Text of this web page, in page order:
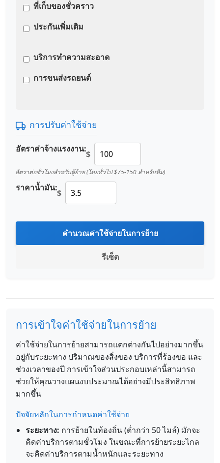
ที่เก็บของชั่วคราว
ประกันเพิ่มเติม
บริการทำความสะอาด
การขนส่งรถยนต์
การปรับค่าใช้จ่าย
อัตราค่าจ้างแรงงาน:$
อัตราต่อชั่วโมงสำหรับผู้ย้าย (โดยทั่วไป $75-150 สำหรับทีม)
ราคาน้ำมัน:$
คำนวณค่าใช้จ่ายในการย้าย
รีเซ็ต
การเข้าใจค่าใช้จ่ายในการย้าย
ค่าใช้จ่ายในการย้ายสามารถแตกต่างกันไปอย่างมากขึ้น
อยู่กับระยะทาง ปริมาณของสิ่งของ บริการที่ร้องขอ และ
ช่วงเวลาของปี การเข้าใจส่วนประกอบเหล่านี้สามารถ
ช่วยให้คุณวางแผนงบประมาณได้อย่างมีประสิทธิภาพ
มากขึ้น
ปัจจัยหลักในการกำหนดค่าใช้จ่าย
ระยะทาง: การย้ายในท้องถิ่น (ต่ำกว่า 50 ไมล์) มักจะ
คิดค่าบริการตามชั่วโมง ในขณะที่การย้ายระยะไกล
จะคิดค่าบริการตามน้ำหนักและระยะทาง